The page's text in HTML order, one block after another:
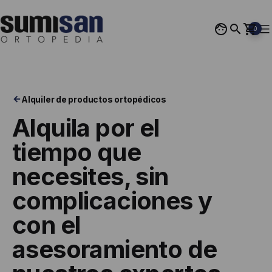
al
contenido
0
Alquiler de productos ortopédicos
Alquila por el
tiempo que
necesites, sin
complicaciones y
con el
asesoramiento de